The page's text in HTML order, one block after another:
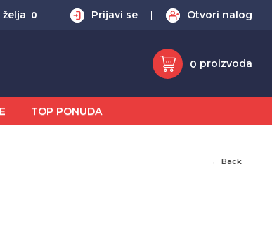
0 Prijavi se Otvori nalog
0 proizvoda
TOP PONUDA
← Back